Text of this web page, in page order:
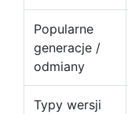
Popularne
generacje /
odmiany
Typy wersji